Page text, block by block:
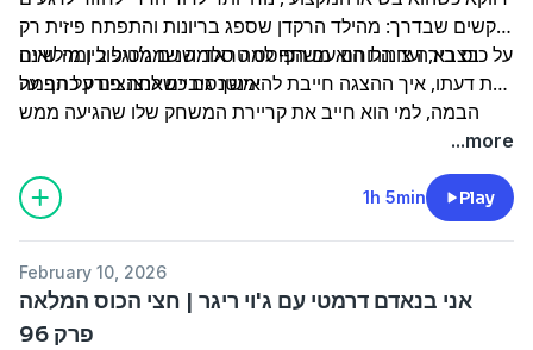
חלום הבישול בפיאמונטה והבדיחה של חמותה על הבמה
בחופה.
הקשים שבדרך: מהילד הרקדן שספג בריונות והתפתח פיזית רק
בצבא, ועד הלוחם עם הפוסט טראומה שמג׳נגל בין מילואים
אינטנסיביים לנצנצים על הבמה
על כוס בירה צוננת הוא משתף למה סלד שנים מטיפול ומה שינה
את דעתו, איך ההצגה חייבת להימשך גם כשאתה פורק כתף על
הבמה, למי הוא חייב את קריירת המשחק שלו שהגיעה ממש
...more
1h 5min Play
February 10, 2026
אני בנאדם דרמטי עם ג'וי ריגר | חצי הכוס המלאה
פרק 96